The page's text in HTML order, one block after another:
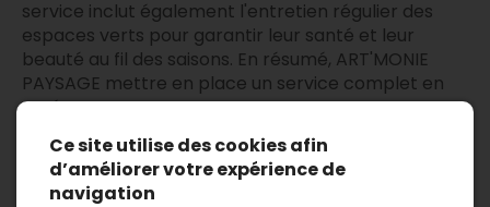
service inclut également l'entretien régulier des
espaces verts pour garantir leur santé et leur
beauté au fil des saisons. En résumé, ART'MONIE
PAYSAGE mettre en place un service complet en
aménagement paysager, mettant en avant son
engagement envers la qualité durable et le respect
du milieu naturel.
Ce site utilise des cookies afin
d’améliorer votre expérience de
navigation